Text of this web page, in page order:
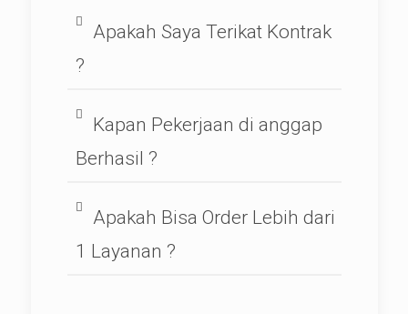
Apakah Saya Terikat Kontrak
?
Kapan Pekerjaan di anggap
Berhasil ?
Apakah Bisa Order Lebih dari
1 Layanan ?